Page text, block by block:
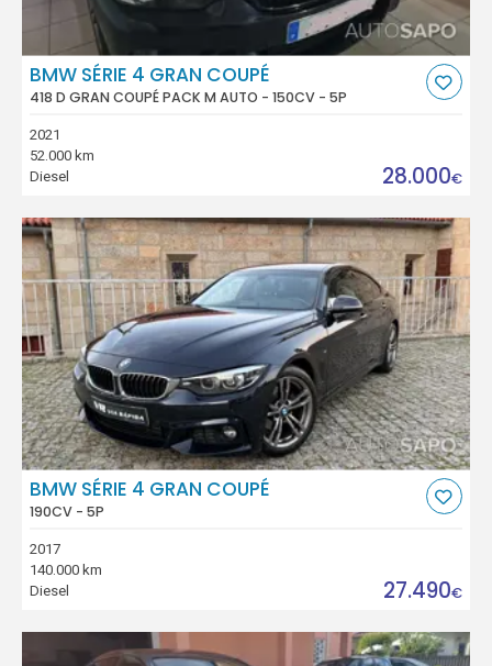
BMW SÉRIE 4 GRAN COUPÉ
418 D GRAN COUPÉ PACK M AUTO - 150CV - 5P
2021
52.000 km
Diesel
28.000€
BMW SÉRIE 4 GRAN COUPÉ
190CV - 5P
2017
140.000 km
Diesel
27.490€